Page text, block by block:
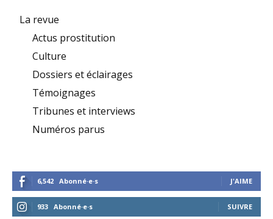
La revue
Actus prostitution
Culture
Dossiers et éclairages
Témoignages
Tribunes et interviews
Numéros parus
6,542 Abonné·e·s J'AIME
933 Abonné·e·s SUIVRE